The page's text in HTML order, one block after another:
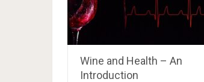
Wine and Health – An
Introduction